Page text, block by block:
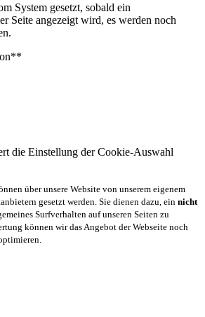
System gesetzt, sobald ein
Seite angezeigt wird, es werden noch
die Einstellung der Cookie-Auswahl
über unsere Website von unserem eigenem
gesetzt werden. Sie dienen dazu, ein nicht
Surfverhalten auf unseren Seiten zu
können wir das Angebot der Webseite noch